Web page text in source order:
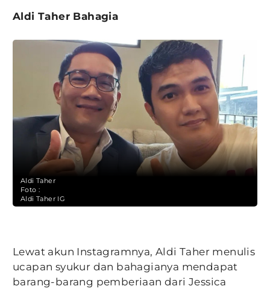
Aldi Taher Bahagia
Aldi Taher
Foto :
Aldi Taher IG
Lewat akun Instagramnya, Aldi Taher menulis
ucapan syukur dan bahagianya mendapat
barang-barang pemberiaan dari Jessica